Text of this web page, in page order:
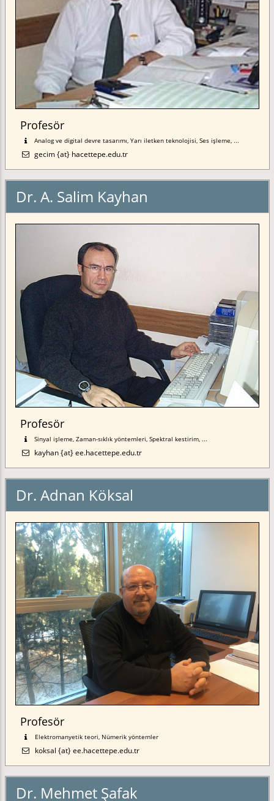
Profesör
Analog ve digital devre tasarımı, Yarı iletken teknolojisi, Ses işleme, ...
gecim {at} hacettepe.edu.tr
Dr. A. Salim Kayhan
Profesör
Sinyal işleme, Zaman-sıklık yöntemleri, Spektral kestirim, ...
kayhan {at} ee.hacettepe.edu.tr
Dr. Adnan Köksal
Profesör
Elektromanyetik teori, Nümerik yöntemler
koksal {at} ee.hacettepe.edu.tr
Dr. Mehmet Şafak